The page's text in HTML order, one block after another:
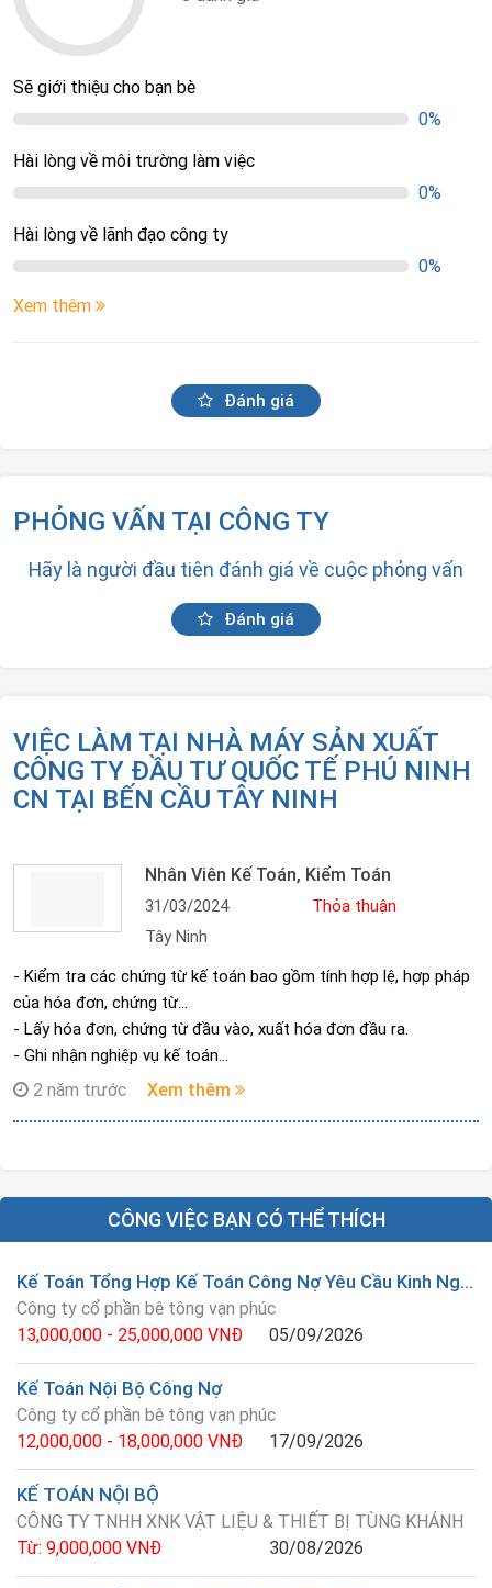
Sẽ giới thiệu cho bạn bè
0%
Hài lòng về môi trường làm việc
0%
Hài lòng về lãnh đạo công ty
0%
Xem thêm
Đánh giá
PHỎNG VẤN TẠI CÔNG TY
Hãy là người đầu tiên đánh giá về cuộc phỏng vấn
Đánh giá
VIỆC LÀM TẠI NHÀ MÁY SẢN XUẤT
CÔNG TY ĐẦU TƯ QUỐC TẾ PHÚ NINH
CN TẠI BẾN CẦU TÂY NINH
Nhân Viên Kế Toán, Kiểm Toán
31/03/2024
Thỏa thuận
Tây Ninh
- Kiểm tra các chứng từ kế toán bao gồm tính hợp lệ, hợp pháp
của hóa đơn, chứng từ...
- Lấy hóa đơn, chứng từ đầu vào, xuất hóa đơn đầu ra.
- Ghi nhận nghiệp vụ kế toán
- Theo dõi phát sinh và hạch toán đến Tiền (Tiền mặt, tiền vay,
năm hoặc khai thuế theo từng lần phát sinh (nếu có).
- Lập được báo cáo tài chính và các báo cáo nội bộ khác theo
- In ấn, lưu trữ, bảo quản chứng từ, bảo mật số liệu kế toán.
- Các công việc khác liên quan theo yêu cầu của cấp trên.
2 năm trước Xem thêm
CÔNG VIỆC BẠN CÓ THỂ THÍCH
Kế Toán Tổng Hợp Kế Toán Công Nợ Yêu Cầu Kinh Nghiệm 3 Năm Ở Vạn Phúc Hà Đông
Công ty cổ phần bê tông vạn phúc
13,000,000 - 25,000,000 VNĐ
05/09/2026
Kế Toán Nội Bộ Công Nợ
Công ty cổ phần bê tông vạn phúc
12,000,000 - 18,000,000 VNĐ
17/09/2026
KẾ TOÁN NỘI BỘ
CÔNG TY TNHH XNK VẬT LIỆU & THIẾT BỊ TÙNG KHÁNH
Từ: 9,000,000 VNĐ
30/08/2026